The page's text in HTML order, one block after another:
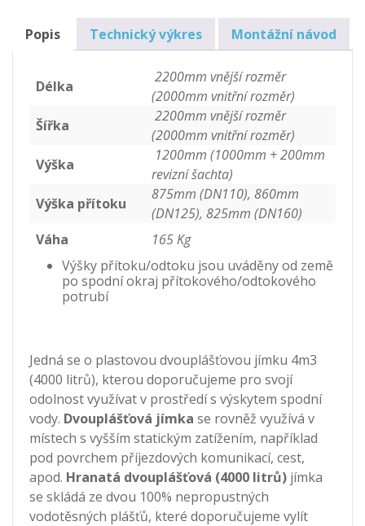
Popis Technický výkres Montážní návod
Délka
2200mm vnější rozměr
(2000mm vnitřní rozměr)
Šířka
2200mm vnější rozměr
(2000mm vnitřní rozměr)
Výška
1200mm (1000mm + 200mm
revizní šachta)
Výška přítoku
875mm (DN110), 860mm
(DN125), 825mm (DN160)
Váha
165 Kg
Výšky přítoku/odtoku jsou uváděny od země
po spodní okraj přítokového/odtokového
potrubí
Jedná se o plastovou dvouplášťovou jímku 4m3
(4000 litrů), kterou doporučujeme pro svojí
odolnost využívat v prostředí s výskytem spodní
vody. Dvouplášťová jímka se rovněž využívá v
místech s vyšším statickým zatížením, například
pod povrchem příjezdových komunikací, cest,
apod. Hranatá dvouplášťová (4000 litrů) jímka
se skládá ze dvou 100% nepropustných
vodotěsných plášťů, které doporučujeme vylít